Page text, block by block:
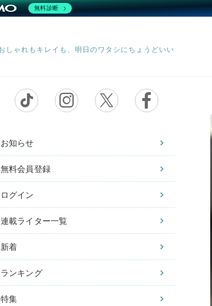
お知らせ
無料会員登録
ログイン
連載ライター一覧
新着
ランキング
特集
無料診断